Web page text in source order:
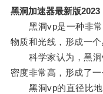
黑洞加速器最新版2023
黑洞vp是一种非常
物质和光线，形成一个
科学家认为，黑洞
密度非常高，形成了
黑洞vp的直径比地